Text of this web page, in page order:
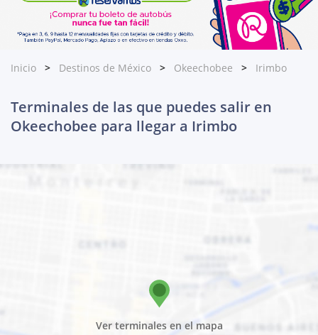
Inicio Destinos de México Okeechobee Irimbo
Terminales de las que puedes salir en
Okeechobee para llegar a Irimbo
Ver terminales en el mapa